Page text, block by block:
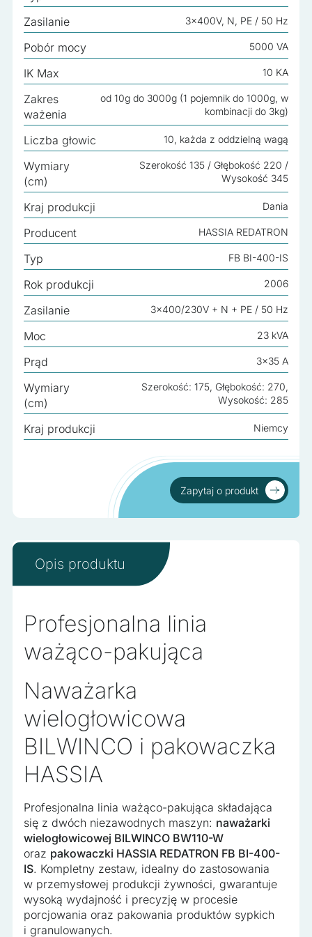
Zasilanie 3x400V, N, PE / 50 Hz
Pobór mocy 5000 VA
IK Max 10 KA
Zakres
ważenia
od 10g do 3000g (1 pojemnik do 1000g, w
kombinacji do 3kg)
Liczba głowic 10, każda z oddzielną wagą
Wymiary
(cm)
Szerokość 135 / Głębokość 220 /
Wysokość 345
Kraj produkcji Dania
Producent HASSIA REDATRON
Typ FB BI-400-IS
Rok produkcji 2006
Zasilanie 3x400/230V + N + PE / 50 Hz
Moc 23 kVA
Prąd 3x35 A
Wymiary
(cm)
Szerokość: 175, Głębokość: 270,
Wysokość: 285
Kraj produkcji Niemcy
Zapytaj o produkt
Opis produktu
Profesjonalna linia
ważąco-pakująca
Naważarka
wielogłowicowa
BILWINCO i pakowaczka
HASSIA
Profesjonalna linia ważąco-pakująca składająca
się z dwóch niezawodnych maszyn: naważarki
wielogłowicowej BILWINCO BW110-W
oraz pakowaczki HASSIA REDATRON FB BI-400-
IS. Kompletny zestaw, idealny do zastosowania
w przemysłowej produkcji żywności, gwarantuje
wysoką wydajność i precyzję w procesie
porcjowania oraz pakowania produktów sypkich
i granulowanych.
Nieklasyfikowane pliki cookie, to pliki, które są w procesie
klasyfikowania, wraz z dostawcami poszczególnych
ciasteczek.
Odrzuć wszystko
Zapisz moje preferencje